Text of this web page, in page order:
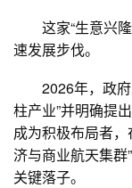
这家“生意兴隆
速发展步伐。
2026年，政府
柱产业”并明确提
成为积极布局者，
济与商业航天集
关键落子。